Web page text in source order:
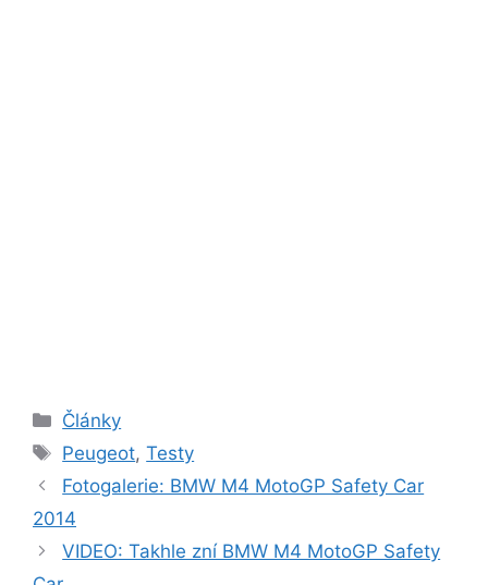
Rubriky
Články
Štítky
Peugeot,Testy
Fotogalerie: BMW M4 MotoGP Safety Car
2014
VIDEO: Takhle zní BMW M4 MotoGP Safety